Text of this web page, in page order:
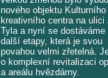
nového objektu Kulturního
kreativního centra na ulici
Tyla a nyní se dostáváme
další etapy, která je svou
povahou velmi zřetelná.
o komplexní revitalizaci
a areálu hvězdárny.